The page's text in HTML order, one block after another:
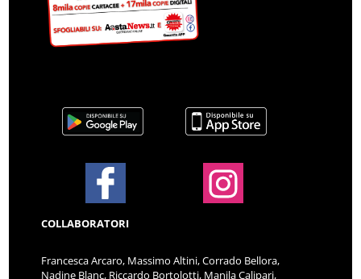
COLLABORATORI
Francesca Arcaro, Massimo Altini, Corrado Bellora,
Nadine Blanc, Riccardo Bortolotti, Manila Calipari,